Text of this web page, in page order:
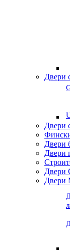
Двери
Двери
Двери
Двери
Двери